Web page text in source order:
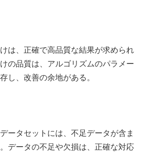
は、正確で高品質な結果が求められ
の品質は、アルゴリズムのパラメー
し、改善の余地がある。
ータセットには、不足データが含ま
データの不足や欠損は、正確な対応